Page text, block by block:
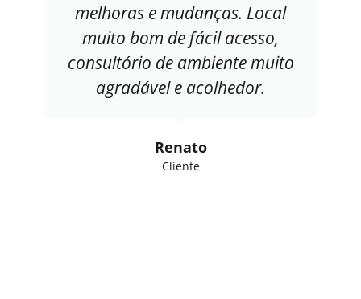
melhoras e mudanças. Local
muito bom de fácil acesso,
consultório de ambiente muito
agradável e acolhedor.
Renato
Cliente